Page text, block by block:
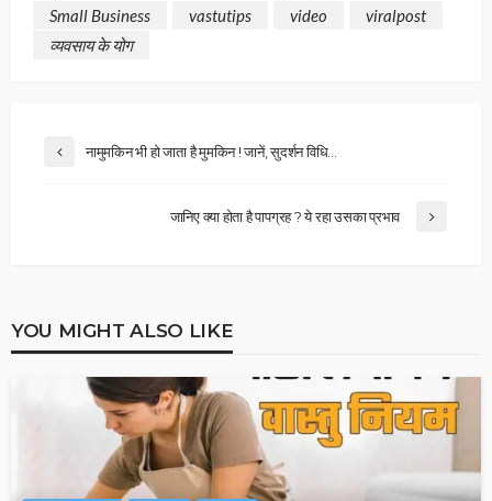
Small Business
vastutips video
viralpost
व्यवसाय के योग
नामुमकिन भी हो जाता है मुमकिन ! जानें, सुदर्शन विधि…
जानिए क्या होता है पापग्रह ? ये रहा उसका प्रभाव
YOU MIGHT ALSO LIKE